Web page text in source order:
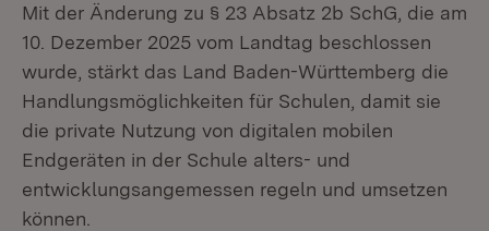
Mit der Änderung zu § 23 Absatz 2b SchG, die am
10. Dezember 2025 vom Landtag beschlossen
wurde, stärkt das Land Baden-Württemberg die
Handlungsmöglichkeiten für Schulen, damit sie
die private Nutzung von digitalen mobilen
Endgeräten in der Schule alters- und
entwicklungsangemessen regeln und umsetzen
können.